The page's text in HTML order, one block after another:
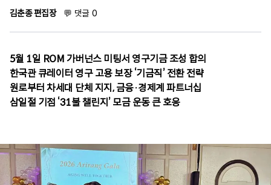
김춘종 편집장 💬 댓글 0
5월 1일 ROM 가버넌스 미팅서 영구기금 조성 합의
한국관 큐레이터 영구 고용 보장 ‘기금직’ 전환 전략
원로부터 차세대 단체 지지, 금융·경제계 파트너십
삼일절 기점 ‘31불 챌린지’ 모금 운동 큰 호응